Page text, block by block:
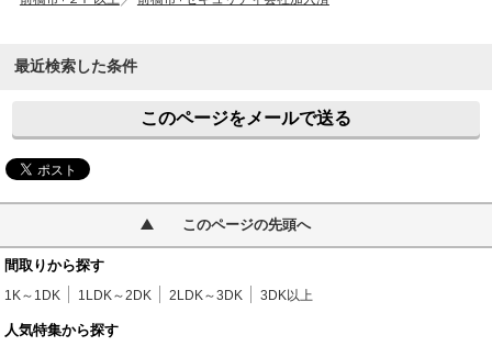
最近検索した条件
このページをメールで送る
このページの先頭へ
間取りから探す
1K～1DK 1LDK～2DK 2LDK～3DK 3DK以上
人気特集から探す